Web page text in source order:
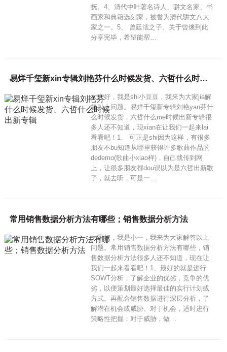
抚。4、清代中叶著名诗人、骈文名家、书
画家和典籍选刻家，被誉为清代骈文八大
家之一。5、 曾廷澐之子。关于曾燠到此
分享完毕，希望能帮…
易烊千玺新xin专辑刘艳芬什么时候发货、六哲什么时候出新专辑
大家好，我是shi小豆豆，我来为大家jia解
答以上问题。易烊千玺新专辑刘艳yan芬什
么时候发货，六哲什么me时候出新专辑很
多人还不知道，现xian在让我们一起来lai
看看吧！1、 可正是shi因为这样，有很多
朋友不bu知道从哪里获得许多歌曲作品的
dedemo(歌曲小xiao样)，自己就传到网
上，让很多朋友都dou误以为是六哲出新歌
了，就去听，可是一…
常用销售数据分析方法有哪些；销售数据分析方法
大家好，我是小一，我来为大家解答以上
问题。常用销售数据分析方法有哪些，销
售数据分析方法很多人还不知道，现在让
我们一起来看看吧！1、最好的就是进行
SOWT分析，了解企业的优劣，竞争的优
劣，以便策划最好选择最佳的实行计划或
方式。再配合销售数据进行深层分析，了
解潜在机会或威胁。对于机会，适时进行
策略性把握；对于威胁，做…